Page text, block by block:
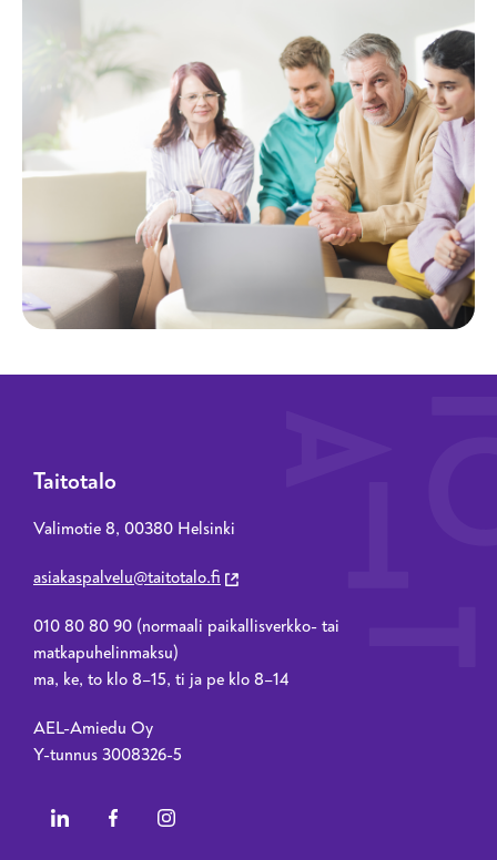
Taitotalo
Valimotie 8, 00380 Helsinki
asiakaspalvelu@taitotalo.fi
010 80 80 90 (normaali paikallisverkko- tai
matkapuhelinmaksu)
ma, ke, to klo 8–15, ti ja pe klo 8–14
AEL-Amiedu Oy
Y-tunnus 3008326-5